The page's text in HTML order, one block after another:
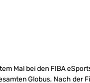
Mal bei den FIBA
Globus. Nach der